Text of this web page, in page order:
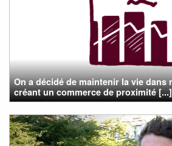
On a décidé de maintenir la vie dans
créant un commerce de proximité [...]